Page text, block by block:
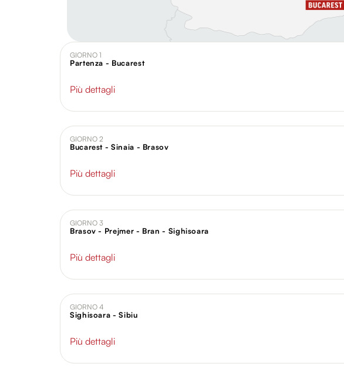
GIORNO 1
Partenza - Bucarest
Più dettagli
GIORNO 2
Bucarest - Sinaia - Brasov
Più dettagli
GIORNO 3
Brasov - Prejmer - Bran - Sighisoara
Più dettagli
GIORNO 4
Sighisoara - Sibiu
Più dettagli